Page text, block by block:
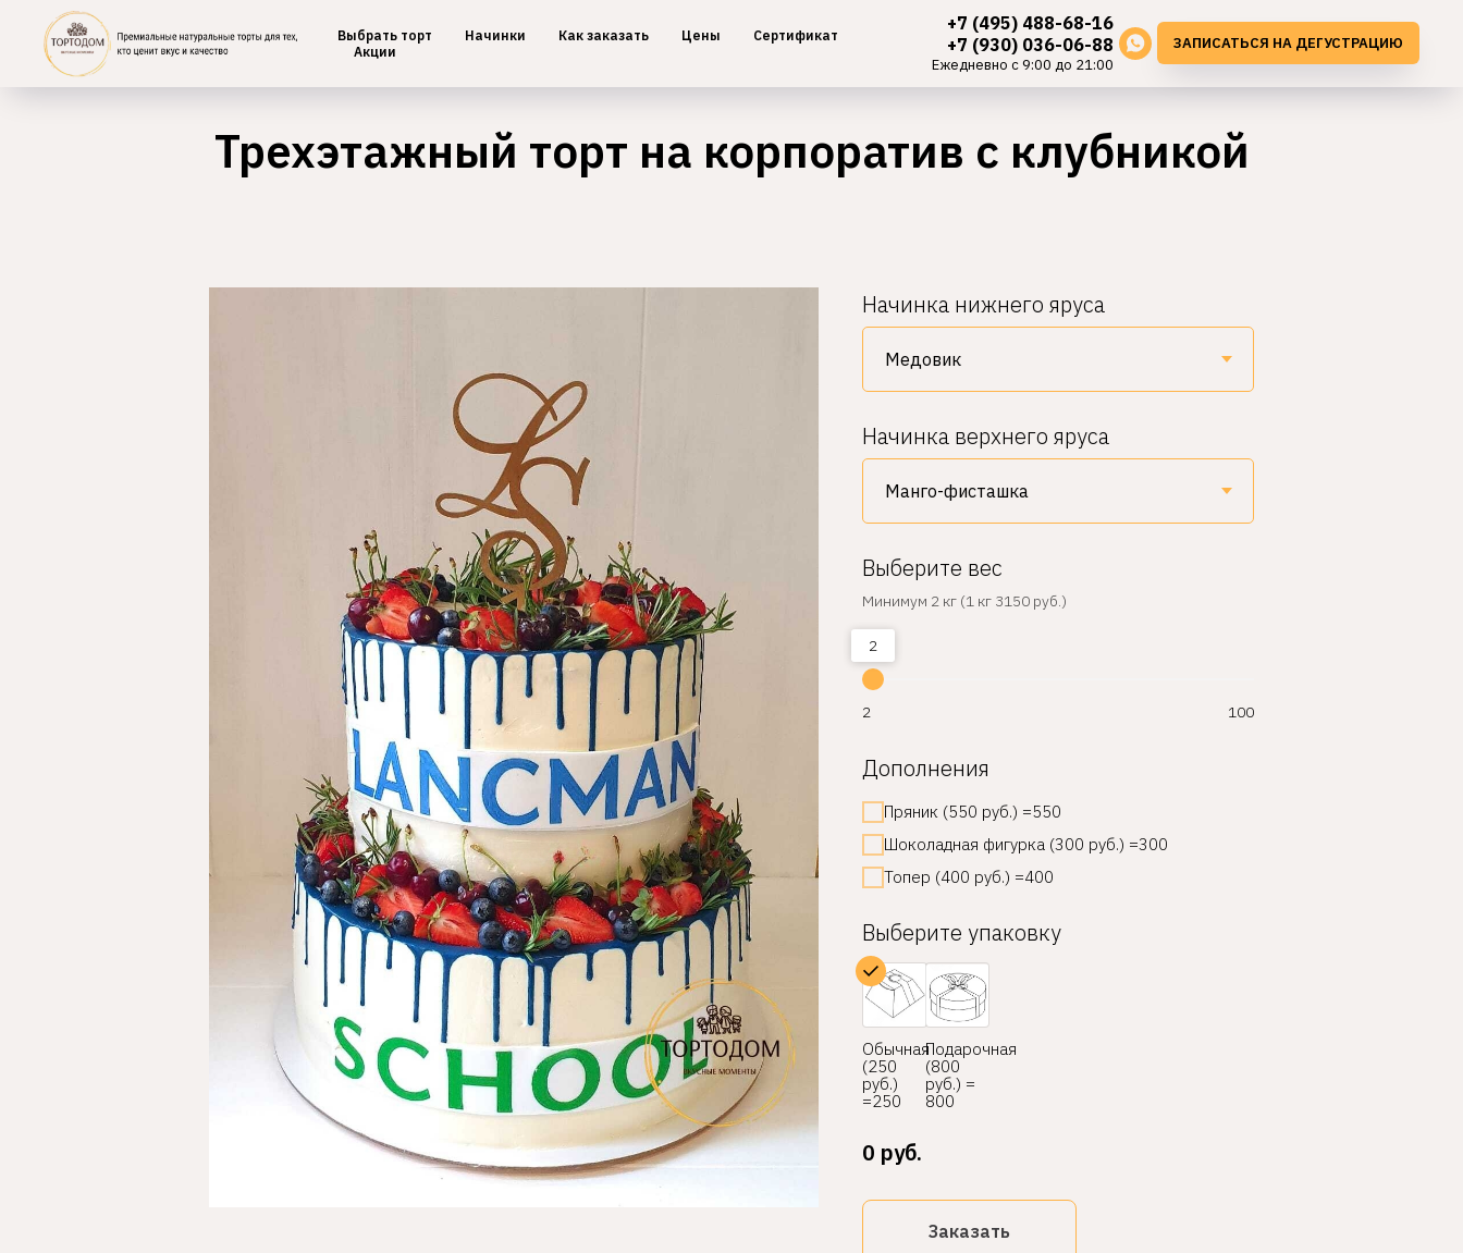
Выбрать торт Начинки Как заказать Цены
Сертификат
Акции
+7 (495) 488-68-16
+7 (930) 036-06-88
Ежедневно с 9:00 до 21:00
ЗАПИСАТЬСЯ НА ДЕГУСТРАЦИЮ
Главная / Двухярусные
Трехэтажный торт на корпоратив с клубникой
Начинка нижнего яруса
Начинка верхнего яруса
Выберите вес
Минимум 2 кг (1 кг 3150 руб.)
2
2 100
Дополнения
Пряник (550 руб.) =550
Шоколадная фигурка (300 руб.) =300
Топер (400 руб.) =400
Выберите упаковку
Обычная
(250
руб.)
=250
Подарочная
(800
руб.) =
800
0 руб.
Заказать